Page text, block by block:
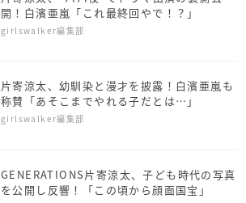
開！白濱亜嵐「これ最終回やで！？」
girlswalker編集部
片寄涼太、幼馴染と漫才を披露！白濱亜嵐も
称賛「あそこまでやれる子だとは…」
girlswalker編集部
GENERATIONS片寄涼太、子ども時代の写真
を公開し反響！「この頃から顔面国宝」